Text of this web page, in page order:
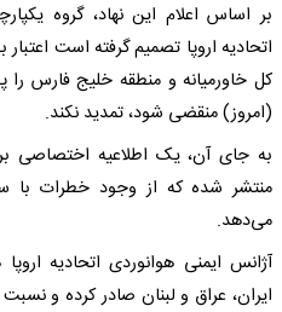
بر اساس اعلام این نهاد، گروه
اتحادیه اروپا تصمیم گرفته است
(امروز) منقضی شود، تمدید نکند.
به جای آن، یک اطلاعیه اختصاصی
منتشر شده که از وجود خطرات
می‌دهد.
آژانس ایمنی هوانوردی اتحادیه
ایران، عراق و لبنان صادر کرده و